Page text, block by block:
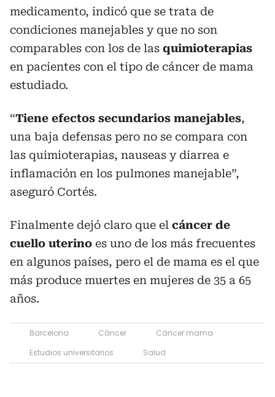
medicamento, indicó que se trata de
condiciones manejables y que no son
comparables con los de las quimioterapias
en pacientes con el tipo de cáncer de mama
estudiado.
“Tiene efectos secundarios manejables,
una baja defensas pero no se compara con
las quimioterapias, nauseas y diarrea e
inflamación en los pulmones manejable”,
aseguró Cortés.
Finalmente dejó claro que el cáncer de
cuello uterino es uno de los más frecuentes
en algunos países, pero el de mama es el que
más produce muertes en mujeres de 35 a 65
años.
Barcelona Cáncer
Cáncer mama
Estudios universitarios
Salud